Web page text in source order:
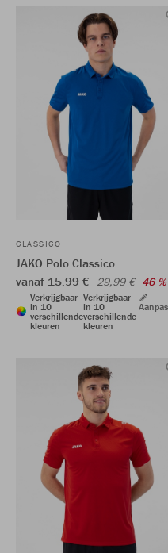
CLASSICO
JAKO Polo Classico
vanaf 15,99 € 29,99 € 46 %
Verkrijgbaar
in 10
verschillende
kleuren
Verkrijgbaar
in 10
verschillende
kleuren